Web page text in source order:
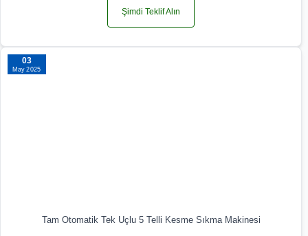
Şimdi Teklif Alın
03
May 2025
Tam Otomatik Tek Uçlu 5 Telli Kesme Sıkma Makinesi